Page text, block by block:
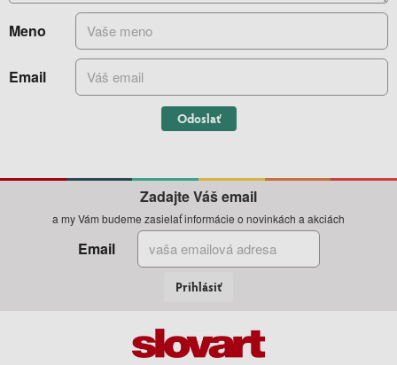
Meno
Email
Odoslať
Zadajte Váš email
a my Vám budeme zasielať informácie o novinkách a akciách
Email
Prihlásiť